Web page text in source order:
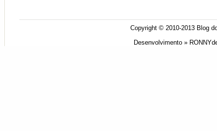
Copyright © 2010-2013 Blog
Desenvolvimento »